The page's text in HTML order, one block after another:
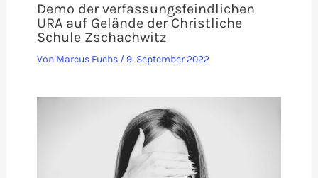
Demo der verfassungsfeindlichen
URA auf Gelände der Christliche
Schule Zschachwitz
Von Marcus Fuchs / 9. September 2022